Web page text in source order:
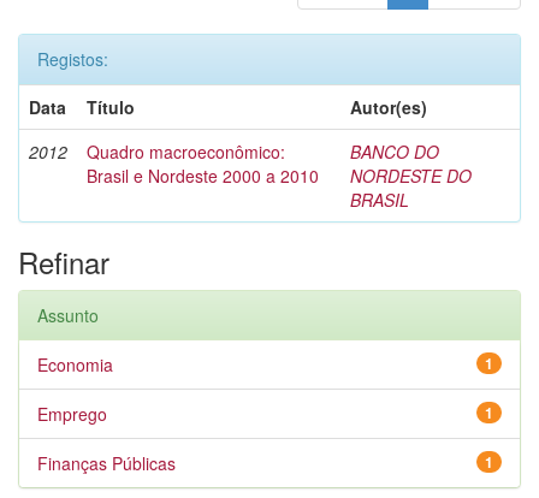
Registos:
Data
Título
Autor(es)
2012
Quadro macroeconômico:
Brasil e Nordeste 2000 a 2010
BANCO DO
NORDESTE DO
BRASIL
Refinar
Assunto
1
Economia
1
Emprego
1
Finanças Públicas